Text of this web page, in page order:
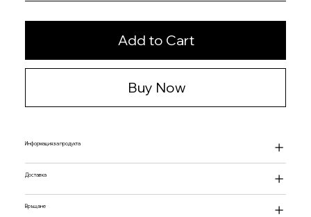
Add to Cart
Buy Now
Информация за продукта
Доставка
Връщане